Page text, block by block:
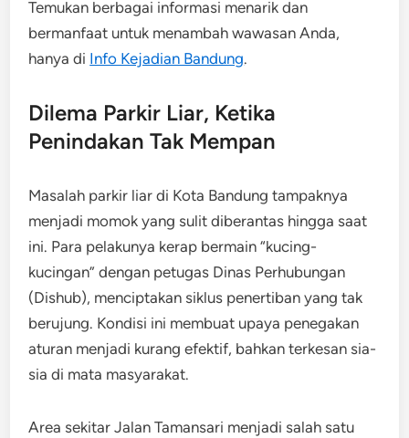
Temukan berbagai informasi menarik dan
bermanfaat untuk menambah wawasan Anda,
hanya di Info Kejadian Bandung.
Dilema Parkir Liar, Ketika
Penindakan Tak Mempan
Masalah parkir liar di Kota Bandung tampaknya
menjadi momok yang sulit diberantas hingga saat
ini. Para pelakunya kerap bermain “kucing-
kucingan” dengan petugas Dinas Perhubungan
(Dishub), menciptakan siklus penertiban yang tak
berujung. Kondisi ini membuat upaya penegakan
aturan menjadi kurang efektif, bahkan terkesan sia-
sia di mata masyarakat.
Area sekitar Jalan Tamansari menjadi salah satu